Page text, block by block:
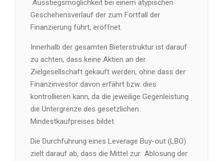
Ausstiegsmöglichkeit bei einem atypischen
Geschehensverlauf der zum Fortfall der
Finanzierung führt, eröffnet.
Innerhalb der gesamten Bieterstruktur ist darauf
zu achten, dass keine Aktien an der
Zielgesellschaft gekauft werden, ohne dass der
Finanzinvestor davon erfährt bzw. dies
kontrollieren kann, da die jeweilige Gegenleistung
die Untergrenze des gesetzlichen
Mindestkaufpreises bildet.
Die Durchführung eines Leverage Buy-out (LBO)
zielt darauf ab, dass die Mittel zur Ablösung der